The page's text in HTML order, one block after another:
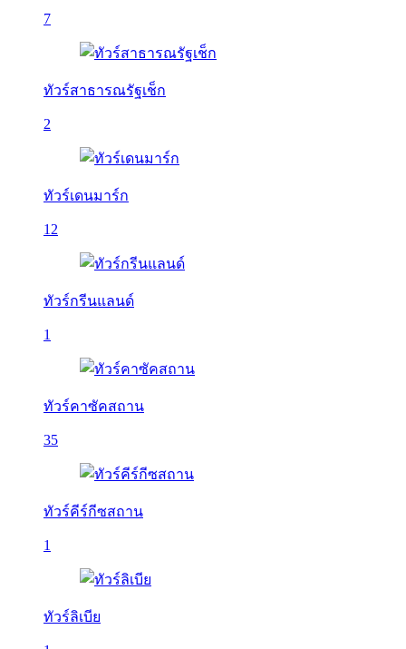
7
ทัวร์สาธารณรัฐเช็ก
2
ทัวร์เดนมาร์ก
12
ทัวร์กรีนแลนด์
1
ทัวร์คาซัคสถาน
35
ทัวร์คีร์กีซสถาน
1
ทัวร์ลิเบีย